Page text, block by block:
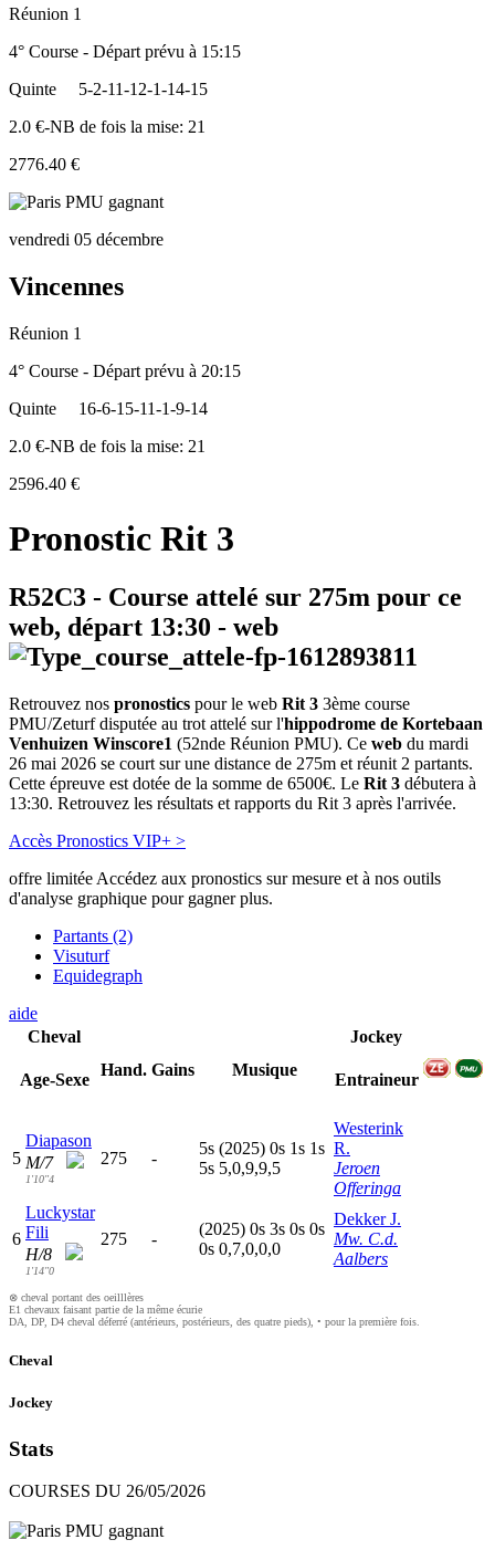
Réunion 1
4° Course - Départ prévu à 15:15
Quinte
5-2-11-12-1-14-15
2.0 €-NB de fois la mise: 21
2776.40 €
vendredi 05 décembre
Vincennes
Réunion 1
4° Course - Départ prévu à 20:15
Quinte
16-6-15-11-1-9-14
2.0 €-NB de fois la mise: 21
2596.40 €
Pronostic Rit 3
R52C3 - Course attelé sur 275m pour ce
web, départ 13:30 - web
Retrouvez nos pronostics pour le web Rit 3 3ème course
PMU/Zeturf disputée au trot attelé sur l'hippodrome de Kortebaan
Venhuizen Winscore1 (52nde Réunion PMU). Ce web du mardi
26 mai 2026 se court sur une distance de 275m et réunit 2 partants.
Cette épreuve est dotée de la somme de 6500€. Le Rit 3 débutera à
13:30. Retrouvez les résultats et rapports du Rit 3 après l'arrivée.
Accès Pronostics VIP+ >
offre limitée Accédez aux pronostics sur mesure et à nos outils
d'analyse graphique pour gagner plus.
Partants (2)
Visuturf
Equidegraph
aide
Cheval
Age-Sexe
Hand. Gains Musique
Jockey
Entraineur
5
Diapason
M/7
1'10"4
275 -
5s (2025) 0s 1s 1s
5s 5,0,9,9,5
Westerink
R.
Jeroen
Offeringa
6
Luckystar
Fili
H/8
1'14"0
275 -
(2025) 0s 3s 0s 0s
0s 0,7,0,0,0
Dekker J.
Mw. C.d.
Aalbers
⊗ cheval portant des oeilllères
E1 chevaux faisant partie de la même écurie
DA, DP, D4 cheval déferré (antérieurs, postérieurs, des quatre pieds), • pour la première fois.
Cheval
Jockey
Stats
COURSES DU 26/05/2026